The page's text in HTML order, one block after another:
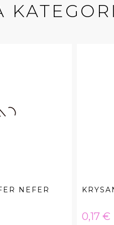
NEFER
Hinta
0,17 €